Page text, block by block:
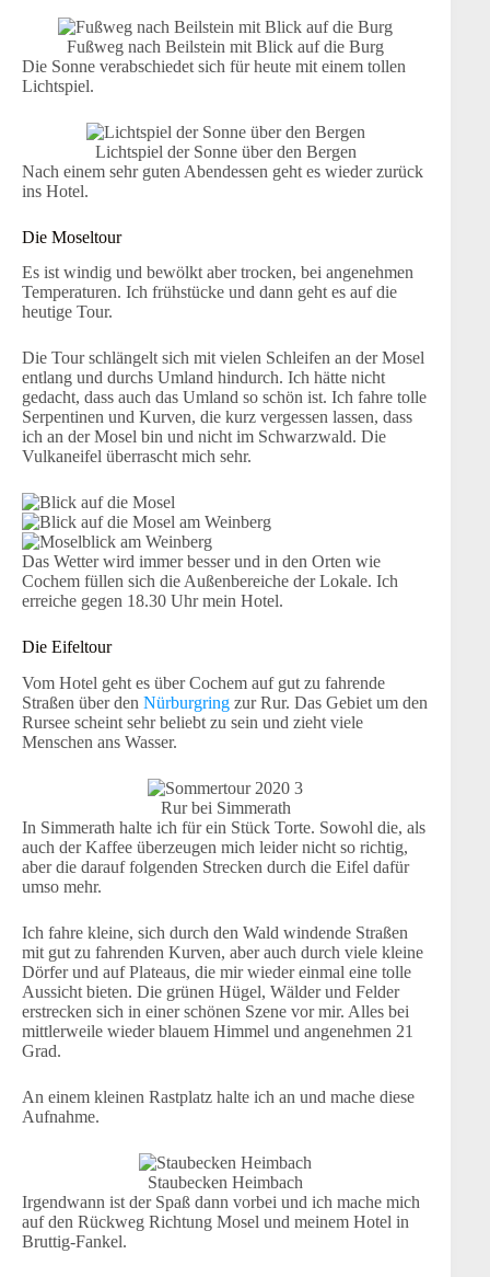
Fußweg nach Beilstein mit Blick auf die Burg
Die Sonne verabschiedet sich für heute mit einem tollen
Lichtspiel.
Lichtspiel der Sonne über den Bergen
Nach einem sehr guten Abendessen geht es wieder zurück
ins Hotel.
Die Moseltour
Es ist windig und bewölkt aber trocken, bei angenehmen
Temperaturen. Ich frühstücke und dann geht es auf die
heutige Tour.
Die Tour schlängelt sich mit vielen Schleifen an der Mosel
entlang und durchs Umland hindurch. Ich hätte nicht
gedacht, dass auch das Umland so schön ist. Ich fahre tolle
Serpentinen und Kurven, die kurz vergessen lassen, dass
ich an der Mosel bin und nicht im Schwarzwald. Die
Vulkaneifel überrascht mich sehr.
Das Wetter wird immer besser und in den Orten wie
Cochem füllen sich die Außenbereiche der Lokale. Ich
erreiche gegen 18.30 Uhr mein Hotel.
Die Eifeltour
Vom Hotel geht es über Cochem auf gut zu fahrende
Straßen über den Nürburgring zur Rur. Das Gebiet um den
Rursee scheint sehr beliebt zu sein und zieht viele
Menschen ans Wasser.
Rur bei Simmerath
In Simmerath halte ich für ein Stück Torte. Sowohl die, als
auch der Kaffee überzeugen mich leider nicht so richtig,
aber die darauf folgenden Strecken durch die Eifel dafür
umso mehr.
Ich fahre kleine, sich durch den Wald windende Straßen
mit gut zu fahrenden Kurven, aber auch durch viele kleine
Dörfer und auf Plateaus, die mir wieder einmal eine tolle
Aussicht bieten. Die grünen Hügel, Wälder und Felder
erstrecken sich in einer schönen Szene vor mir. Alles bei
mittlerweile wieder blauem Himmel und angenehmen 21
Grad.
An einem kleinen Rastplatz halte ich an und mache diese
Aufnahme.
Staubecken Heimbach
Irgendwann ist der Spaß dann vorbei und ich mache mich
auf den Rückweg Richtung Mosel und meinem Hotel in
Bruttig-Fankel.